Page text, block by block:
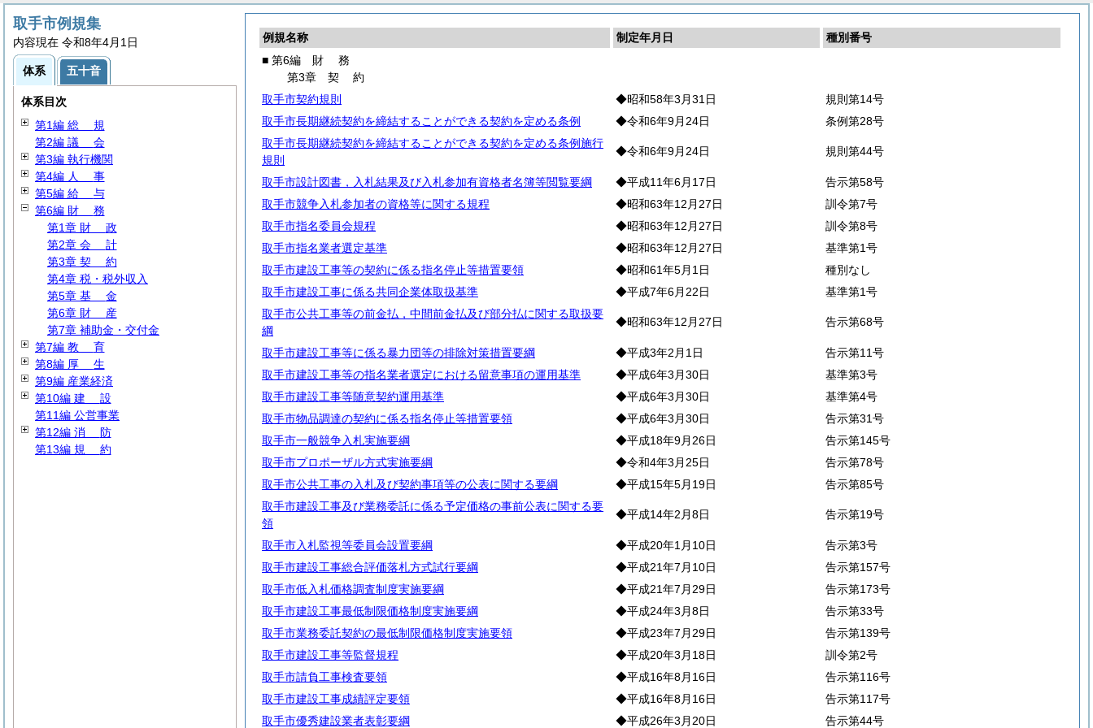
例規名称 制定年月日
種別番号
■ 第6編 財 務
第3章 契約
取手市契約規則
◆昭和58年3月31日
規則第14号
取手市長期継続契約を締結することができる契約を定める条例
◆令和6年9月24日
条例第28号
取手市長期継続契約を締結することができる契約を定める条例施行
規則
◆令和6年9月24日 規則第44号
取手市設計図書，入札結果及び入札参加有資格者名簿等閲覧要綱 ◆平成11年6月17日
告示第58号
取手市競争入札参加者の資格等に関する規程
◆昭和63年12月27日
訓令第7号
取手市指名委員会規程
◆昭和63年12月27日
訓令第8号
取手市指名業者選定基準
◆昭和63年12月27日
基準第1号
取手市建設工事等の契約に係る指名停止等措置要領
◆昭和61年5月1日
種別なし
取手市建設工事に係る共同企業体取扱基準
◆平成7年6月22日
基準第1号
取手市公共工事等の前金払，中間前金払及び部分払に関する取扱要
綱
◆昭和63年12月27日 告示第68号
取手市建設工事等に係る暴力団等の排除対策措置要綱 ◆平成3年2月1日
告示第11号
取手市建設工事等の指名業者選定における留意事項の運用基準
◆平成6年3月30日
基準第3号
取手市建設工事等随意契約運用基準
◆平成6年3月30日
基準第4号
取手市物品調達の契約に係る指名停止等措置要領
◆平成6年3月30日
告示第31号
取手市一般競争入札実施要綱
◆平成18年9月26日
告示第145号
取手市プロポーザル方式実施要綱
◆令和4年3月25日
告示第78号
取手市公共工事の入札及び契約事項等の公表に関する要綱
◆平成15年5月19日
告示第85号
取手市建設工事及び業務委託に係る予定価格の事前公表に関する要
領
◆平成14年2月8日 告示第19号
取手市入札監視等委員会設置要綱 ◆平成20年1月10日
告示第3号
取手市建設工事総合評価落札方式試行要綱
◆平成21年7月10日
告示第157号
取手市低入札価格調査制度実施要綱
◆平成21年7月29日
告示第173号
取手市建設工事最低制限価格制度実施要綱
◆平成24年3月8日
告示第33号
取手市業務委託契約の最低制限価格制度実施要領
◆平成23年7月29日
告示第139号
取手市建設工事等監督規程
◆平成20年3月18日
訓令第2号
取手市請負工事検査要領
◆平成16年8月16日
告示第116号
取手市建設工事成績評定要領
◆平成16年8月16日
告示第117号
取手市優秀建設業者表彰要綱
◆平成26年3月20日 告示第44号
取手市例規集
内容現在 令和8年4月1日
体系 五十音
体系目次
第1編 総 規
第2編 議 会
第3編 執行機関
第4編 人 事
第5編 給 与
第6編 財 務
第1章 財 政
第2章 会 計
第3章 契 約
第4章 税・税外収入
第5章 基 金
第6章 財 産
第7章 補助金・交付金
第7編 教 育
第8編 厚 生
第9編 産業経済
第10編 建 設
第11編 公営事業
第12編 消 防
第13編 規 約